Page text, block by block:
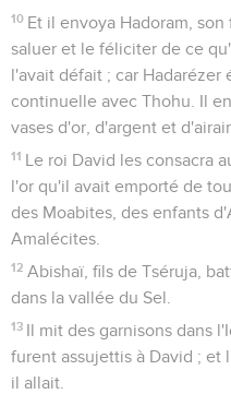
10 Et il envoya Hadoram,
saluer et le féliciter de ce
l'avait défait ; car Hadarézer
continuelle avec Thohu. Il
vases d'or, d'argent et
11 Le roi David les consacra
l'or qu'il avait emporté de
des Moabites, des enfants
Amalécites.
12 Abishaï, fils de Tséruja,
dans la vallée du Sel.
13 Il mit des garnisons dans
furent assujettis à David ; et
il allait.